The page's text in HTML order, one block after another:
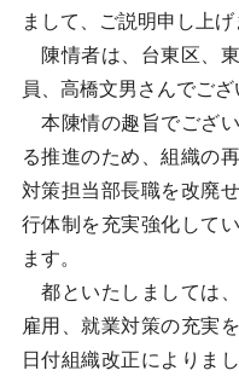
まして、ご説明申し上げ
陳情者は、台東区、
員、高橋文男さんでござ
本陳情の趣旨でござ
る推進のため、組織の
対策担当部長職を改廃
行体制を充実強化して
ます。
都といたしましては
雇用、就業対策の充実
日付組織改正によりま